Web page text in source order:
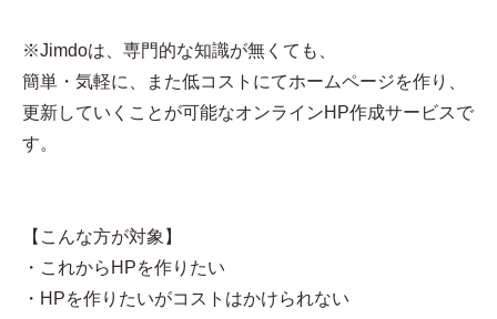
※Jimdoは、専門的な知識が無くても、
簡単・気軽に、また低コストにてホームページを作り、
更新していくことが可能なオンラインHP作成サービスで
す。
【こんな方が対象】
・これからHPを作りたい
・HPを作りたいがコストはかけられない